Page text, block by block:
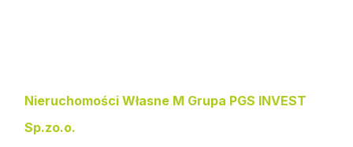
Nieruchomości Własne M Grupa PGS INVEST
Sp.zo.o.